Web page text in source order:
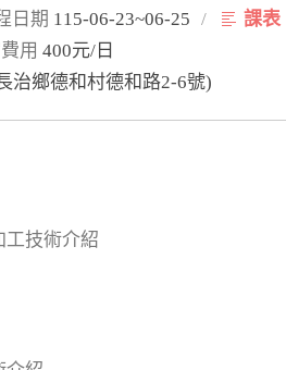
日期 115-06-23~06-25 /
課表
用 400元/日
治鄉德和村德和路2-6號)
工技術介紹